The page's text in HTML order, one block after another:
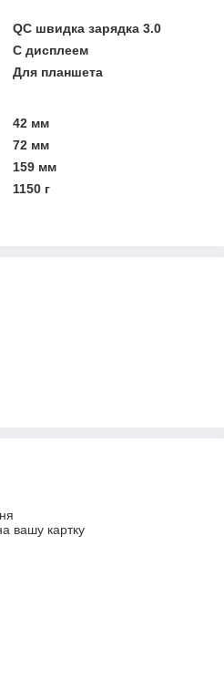
QC швидка зарядка 3.0
С дисплеем
Для планшета
42 мм
72 мм
159 мм
1150 г
вашу картку